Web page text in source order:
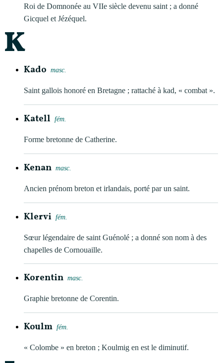
Roi de Domnonée au VIIe siècle devenu saint ; a donné
Gicquel et Jézéquel.
K
Kado masc.
Saint gallois honoré en Bretagne ; rattaché à kad, « combat ».
Katell fém.
Forme bretonne de Catherine.
Kenan masc.
Ancien prénom breton et irlandais, porté par un saint.
Klervi fém.
Sœur légendaire de saint Guénolé ; a donné son nom à des
chapelles de Cornouaille.
Korentin masc.
Graphie bretonne de Corentin.
Koulm fém.
« Colombe » en breton ; Koulmig en est le diminutif.